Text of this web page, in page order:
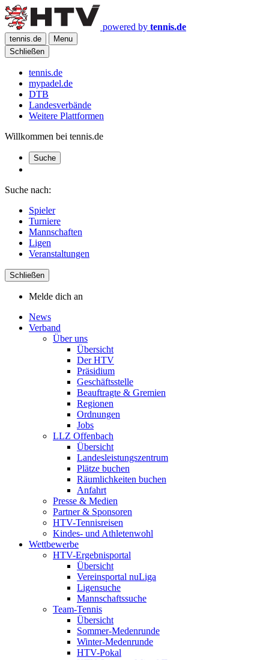
powered by tennis.de
tennis.de
Menu
Schließen
tennis.de
mypadel.de
DTB
Landesverbände
Weitere Plattformen
Willkommen bei tennis.de
Suche
Suche nach:
Spieler
Turniere
Mannschaften
Ligen
Veranstaltungen
Schließen
Melde dich an
News
Verband
Über uns
Übersicht
Der HTV
Präsidium
Geschäftsstelle
Beauftragte & Gremien
Regionen
Ordnungen
Jobs
LLZ Offenbach
Übersicht
Landesleistungszentrum
Plätze buchen
Räumlichkeiten buchen
Anfahrt
Presse & Medien
Partner & Sponsoren
HTV-Tennisreisen
Kindes- und Athletenwohl
Wettbewerbe
HTV-Ergebnisportal
Übersicht
Vereinsportal nuLiga
Ligensuche
Mannschaftssuche
Team-Tennis
Übersicht
Sommer-Medenrunde
Winter-Medenrunde
HTV-Pokal